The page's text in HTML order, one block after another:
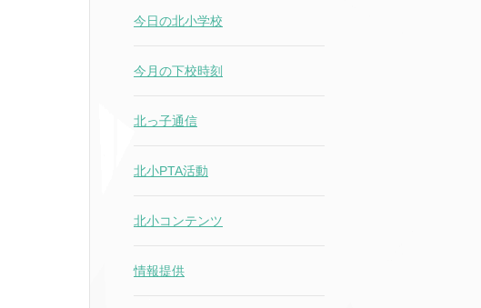
今日の北小学校
今月の下校時刻
北っ子通信
北小PTA活動
北小コンテンツ
情報提供